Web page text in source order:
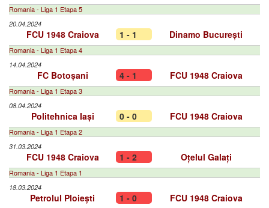
Romania - Liga 1 Etapa 5
20.04.2024
FCU 1948 Craiova 1 - 1 Dinamo București
Romania - Liga 1 Etapa 4
14.04.2024
FC Botoșani 4 - 1 FCU 1948 Craiova
Romania - Liga 1 Etapa 3
08.04.2024
Politehnica Iași 0 - 0 FCU 1948 Craiova
Romania - Liga 1 Etapa 2
31.03.2024
FCU 1948 Craiova 1 - 2 Oțelul Galați
Romania - Liga 1 Etapa 1
18.03.2024
Petrolul Ploiești 1 - 0 FCU 1948 Craiova